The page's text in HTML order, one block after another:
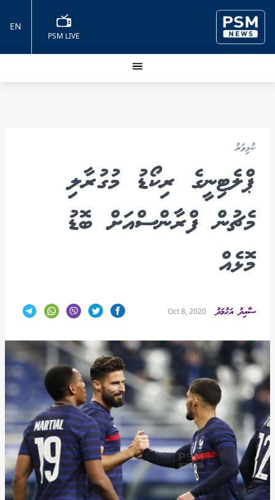
PSM LIVE
EN
ކުޅިވަރު
ޕްލެޓިނީގެ ރިކޯޑު މުގުރާލި
މެޗުން ފްރާންސްއަށް ބޮޑު
މޮޅެއް
ސާއިދު އަޙުމަދު Oct 8, 2020